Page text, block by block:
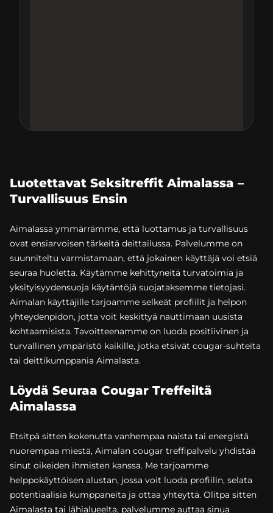
Luotettavat Seksitreffit Aimalassa –
Turvallisuus Ensin
Aimalassa ymmärrämme, että luottamus ja turvallisuus
ovat ensiarvoisen tärkeitä deittailussa. Palvelumme on
suunniteltu varmistamaan, että jokainen käyttäjä voi etsiä
seuraa huoletta. Käytämme kehittyneitä turvatoimia ja
yksityisyydensuoja käytäntöjä suojataksemme tietojasi.
Aimalan käyttäjille tarjoamme selkeät profiilit ja helpon
yhteydenpidon, jotta voit keskittyä nauttimaan uusista
kohtaamisista. Tavoitteenamme on luoda positiivinen ja
turvallinen ympäristö kaikille, jotka etsivät cougar-suhteita
tai deittikumppania Aimalasta.
Löydä Seuraa Cougar Treffeiltä
Aimalassa
Etsitpä sitten kokenutta vanhempaa naista tai energistä
nuorempaa miestä, Aimalan cougar treffipalvelu yhdistää
sinut oikeiden ihmisten kanssa. Me tarjoamme
helppokäyttöisen alustan, jossa voit luoda profiilin, selata
potentiaalisia kumppaneita ja ottaa yhteyttä. Olitpa sitten
Aimalasta tai lähialueelta, palvelumme auttaa sinua